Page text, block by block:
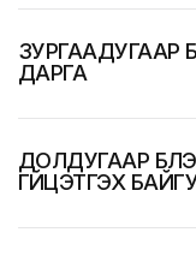
ЗУРГААДУГААР
ДАРГА
ДОЛДУГААР
ГҮЙЦЭТГЭХ